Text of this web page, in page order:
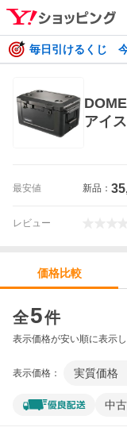
毎日引けるくじ
アイ
最安値 新品：
レビュー
価格比較
全5件
表示価格が安い順に表示
表示価格： 実質価格
中